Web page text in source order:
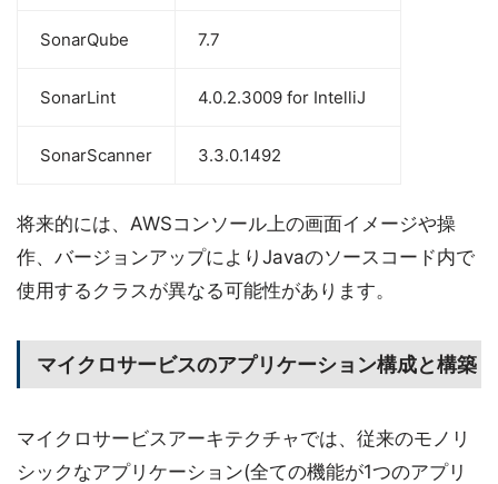
SonarQube 7.7
SonarLint 4.0.2.3009 for IntelliJ
SonarScanner 3.3.0.1492
将来的には、AWSコンソール上の画面イメージや操
作、バージョンアップによりJavaのソースコード内で
使用するクラスが異なる可能性があります。
マイクロサービスのアプリケーション構成と構築
マイクロサービスアーキテクチャでは、従来のモノリ
シックなアプリケーション(全ての機能が1つのアプリ